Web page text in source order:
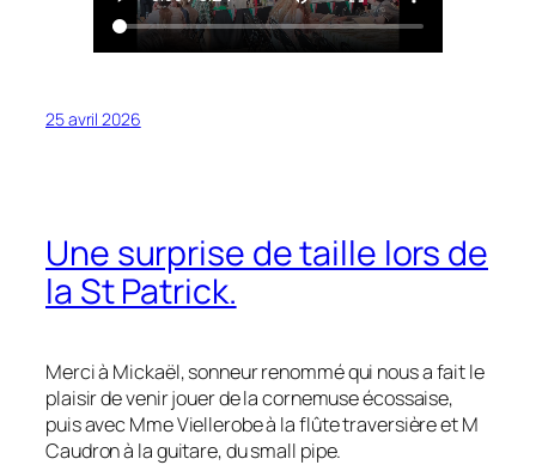
25 avril 2026
Une surprise de taille lors de
la St Patrick.
Merci à Mickaël, sonneur renommé qui nous a fait le
plaisir de venir jouer de la cornemuse écossaise,
puis avec Mme Viellerobe à la flûte traversière et M
Caudron à la guitare, du small pipe.